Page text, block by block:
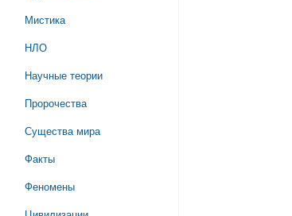
Мистика
НЛО
Научные теории
Пророчества
Существа мира
Факты
Феномены